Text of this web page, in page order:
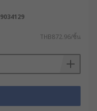
ความเสี่ยงจาก
ระเด็นของสาร
หน้า
นละอองฝอยที่อาจ
ระยะใกล้
รควบคุมความ
9034129
THB872.96/ชิ้น